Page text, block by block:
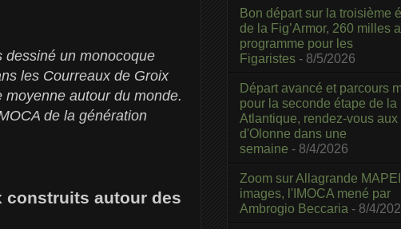
dessiné un monocoque
les Courreaux de Groix
autour du monde.
de la génération
construits autour des
Bon départ sur la troisième
de la Fig’Armor, 260 milles
programme pour les
Figaristes - 8/5/2026
Départ avancé et parcours
pour la seconde étape de la
Atlantique, rendez-vous
d'Olonne dans une
semaine - 8/4/2026
Zoom sur Allagrande
images, l'IMOCA mené par
Ambrogio Beccaria - 8/4/